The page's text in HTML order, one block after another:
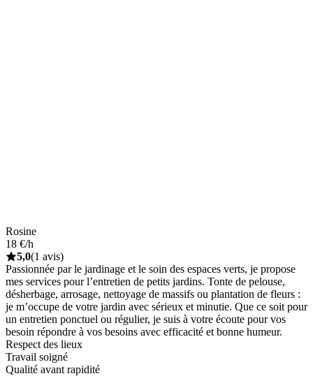
Rosine
18 €/h
5,0(1 avis)
Passionnée par le jardinage et le soin des espaces verts, je propose
mes services pour l’entretien de petits jardins. Tonte de pelouse,
désherbage, arrosage, nettoyage de massifs ou plantation de fleurs :
je m’occupe de votre jardin avec sérieux et minutie. Que ce soit pour
un entretien ponctuel ou régulier, je suis à votre écoute pour vos
besoin répondre à vos besoins avec efficacité et bonne humeur.
Respect des lieux
Travail soigné
Qualité avant rapidité